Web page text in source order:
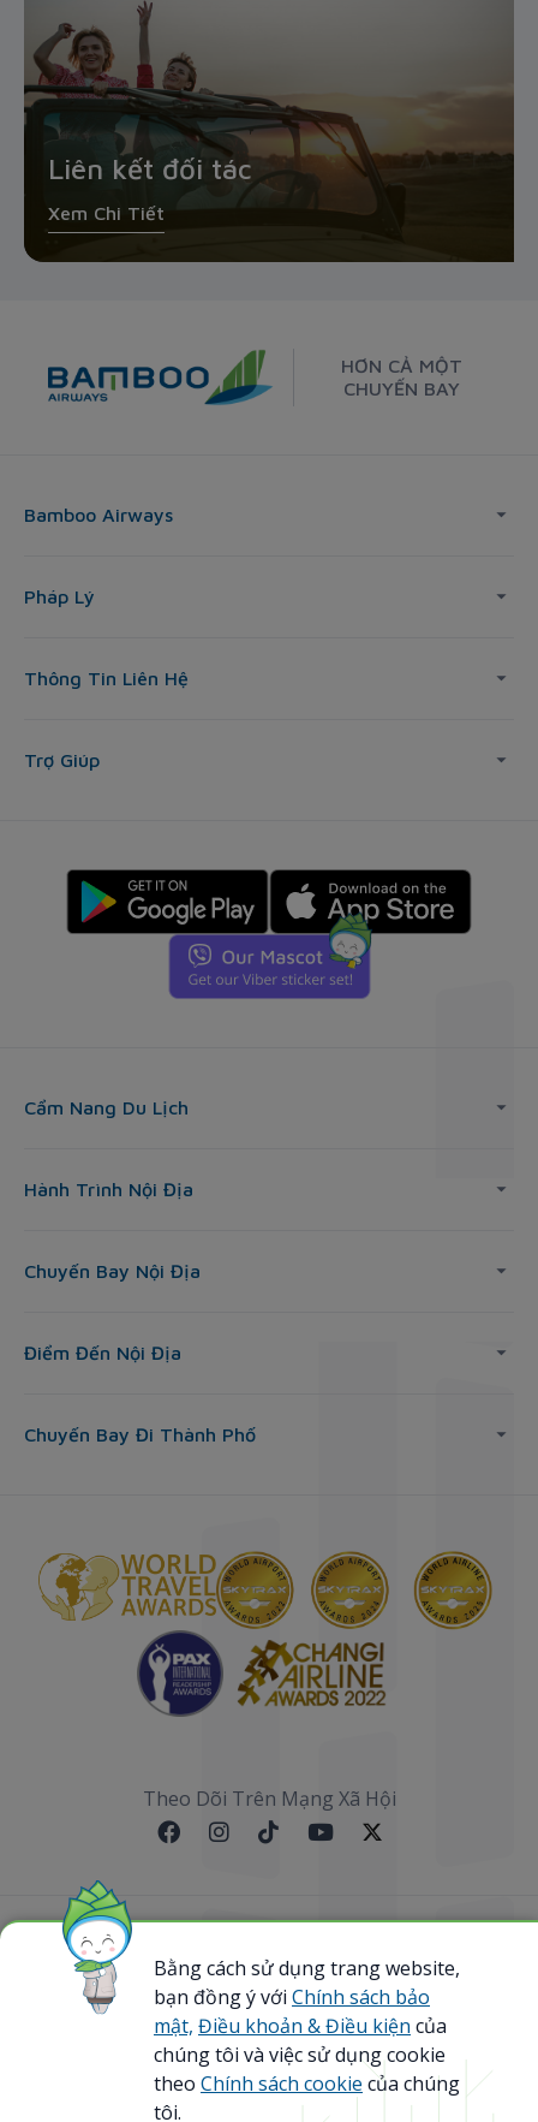
Liên kết đối tác
Xem Chi Tiết
HƠN CẢ MỘT
CHUYẾN BAY
Bamboo Airways
Pháp Lý
Thông Tin Liên Hệ
Trợ Giúp
Cẩm Nang Du Lịch
Hành Trình Nội Địa
Chuyến Bay Nội Địa
Điểm Đến Nội Địa
Chuyến Bay Đi Thành Phố
Theo Dõi Trên Mạng Xã Hội
Sơ đồ website
@ 2023 Bamboo Airways Copyright. All Rights
Reserved.
Business Registration Code: 0107867370
Bằng cách sử dụng trang website,
bạn đồng ý với Chính sách bảo
mật, Điều khoản & Điều kiện của
chúng tôi và việc sử dụng cookie
theo Chính sách cookie của chúng
tôi.